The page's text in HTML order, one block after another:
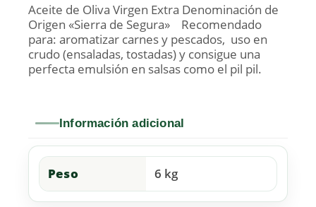
Aceite de Oliva Virgen Extra Denominación de
Origen «Sierra de Segura» Recomendado
para: aromatizar carnes y pescados, uso en
crudo (ensaladas, tostadas) y consigue una
perfecta emulsión en salsas como el pil pil.
Información adicional
Peso 6 kg